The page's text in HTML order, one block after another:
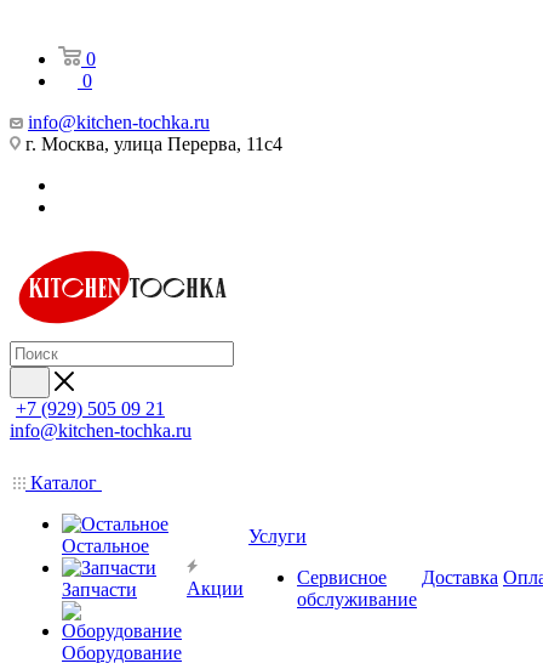
0
0
info@kitchen-tochka.ru
г. Москва, улица Перерва, 11с4
+7 (929) 505 09 21
info@kitchen-tochka.ru
Каталог
Остальное
Запчасти
Оборудование
Акции
Услуги
Сервисное
обслуживание
Доставка